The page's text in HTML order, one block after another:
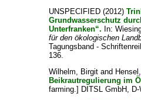
UNSPECIFIED (2012)
Grundwasserschutz
Unterfranken“. In:
für den ökologischen
Tagungsband -
136.
Wilhelm, Birgit and
Beikrautregulierung im
farming.] DITSL GmbH,